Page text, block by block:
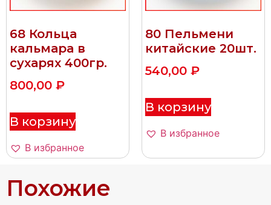
68 Кольца
кальмара в
сухарях 400гр.
800,00 ₽
В корзину
В избранное
80 Пельмени
китайские 20шт.
540,00 ₽
В корзину
В избранное
Похожие